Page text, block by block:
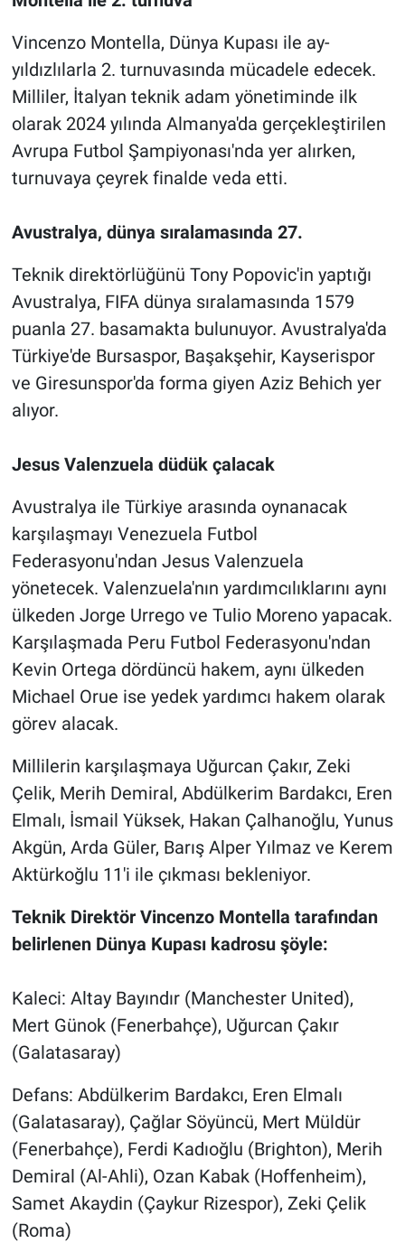
Vincenzo Montella, Dünya Kupası ile ay-
yıldızlılarla 2. turnuvasında mücadele edecek.
Milliler, İtalyan teknik adam yönetiminde ilk
olarak 2024 yılında Almanya'da gerçekleştirilen
Avrupa Futbol Şampiyonası'nda yer alırken,
turnuvaya çeyrek finalde veda etti.
Avustralya, dünya sıralamasında 27.
Teknik direktörlüğünü Tony Popovic'in yaptığı
Avustralya, FIFA dünya sıralamasında 1579
puanla 27. basamakta bulunuyor. Avustralya'da
Türkiye'de Bursaspor, Başakşehir, Kayserispor
ve Giresunspor'da forma giyen Aziz Behich yer
alıyor.
Jesus Valenzuela düdük çalacak
Avustralya ile Türkiye arasında oynanacak
karşılaşmayı Venezuela Futbol
Federasyonu'ndan Jesus Valenzuela
yönetecek. Valenzuela'nın yardımcılıklarını aynı
ülkeden Jorge Urrego ve Tulio Moreno yapacak.
Karşılaşmada Peru Futbol Federasyonu'ndan
Kevin Ortega dördüncü hakem, aynı ülkeden
Michael Orue ise yedek yardımcı hakem olarak
görev alacak.
Millilerin karşılaşmaya Uğurcan Çakır, Zeki
Çelik, Merih Demiral, Abdülkerim Bardakcı, Eren
Elmalı, İsmail Yüksek, Hakan Çalhanoğlu, Yunus
Akgün, Arda Güler, Barış Alper Yılmaz ve Kerem
Aktürkoğlu 11'i ile çıkması bekleniyor.
Teknik Direktör Vincenzo Montella tarafından
belirlenen Dünya Kupası kadrosu şöyle:
Kaleci: Altay Bayındır (Manchester United),
Mert Günok (Fenerbahçe), Uğurcan Çakır
(Galatasaray)
Defans: Abdülkerim Bardakcı, Eren Elmalı
(Galatasaray), Çağlar Söyüncü, Mert Müldür
(Fenerbahçe), Ferdi Kadıoğlu (Brighton), Merih
Demiral (Al-Ahli), Ozan Kabak (Hoffenheim),
Samet Akaydin (Çaykur Rizespor), Zeki Çelik
(Roma)